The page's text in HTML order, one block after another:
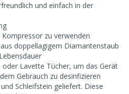
und einfach in der
zu verwenden
doppellagigem Diamantenstaub
oder Lavette Tücher, um das Gerät
Gebrauch zu desinfizieren
Schleifstein geliefert. Diese